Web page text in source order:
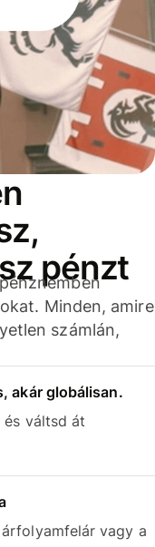
pénzt
Minden, amire
számlán,
akár globálisan.
és váltsd át
vagy a